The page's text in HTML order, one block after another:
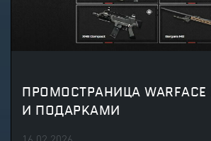
ПРОМОСТРАНИЦА
И ПОДАРКАМИ